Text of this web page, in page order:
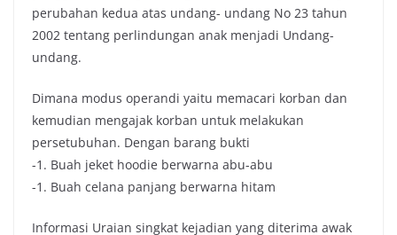
perubahan kedua atas undang- undang No 23 tahun
2002 tentang perlindungan anak menjadi Undang-
undang.
Dimana modus operandi yaitu memacari korban dan
kemudian mengajak korban untuk melakukan
persetubuhan. Dengan barang bukti
-1. Buah jeket hoodie berwarna abu-abu
-1. Buah celana panjang berwarna hitam
Informasi Uraian singkat kejadian yang diterima awak